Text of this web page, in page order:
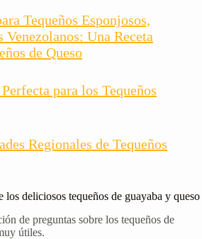
Tequeños Esponjosos,
Una Receta
de Queso
para los Tequeños
Regionales de Tequeños
los deliciosos tequeños de guayaba y queso
de preguntas sobre los tequeños de
útiles.